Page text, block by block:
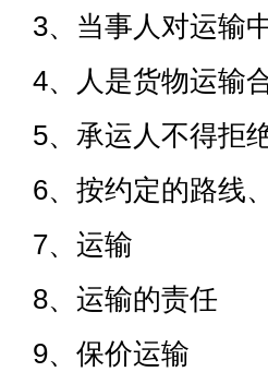
3、当事人对运输
4、人是货物运输
5、承运人不得拒
6、按约定的路线
7、运输
8、运输的责任
9、保价运输